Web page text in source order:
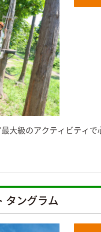
大級のアクティビティで
タングラム